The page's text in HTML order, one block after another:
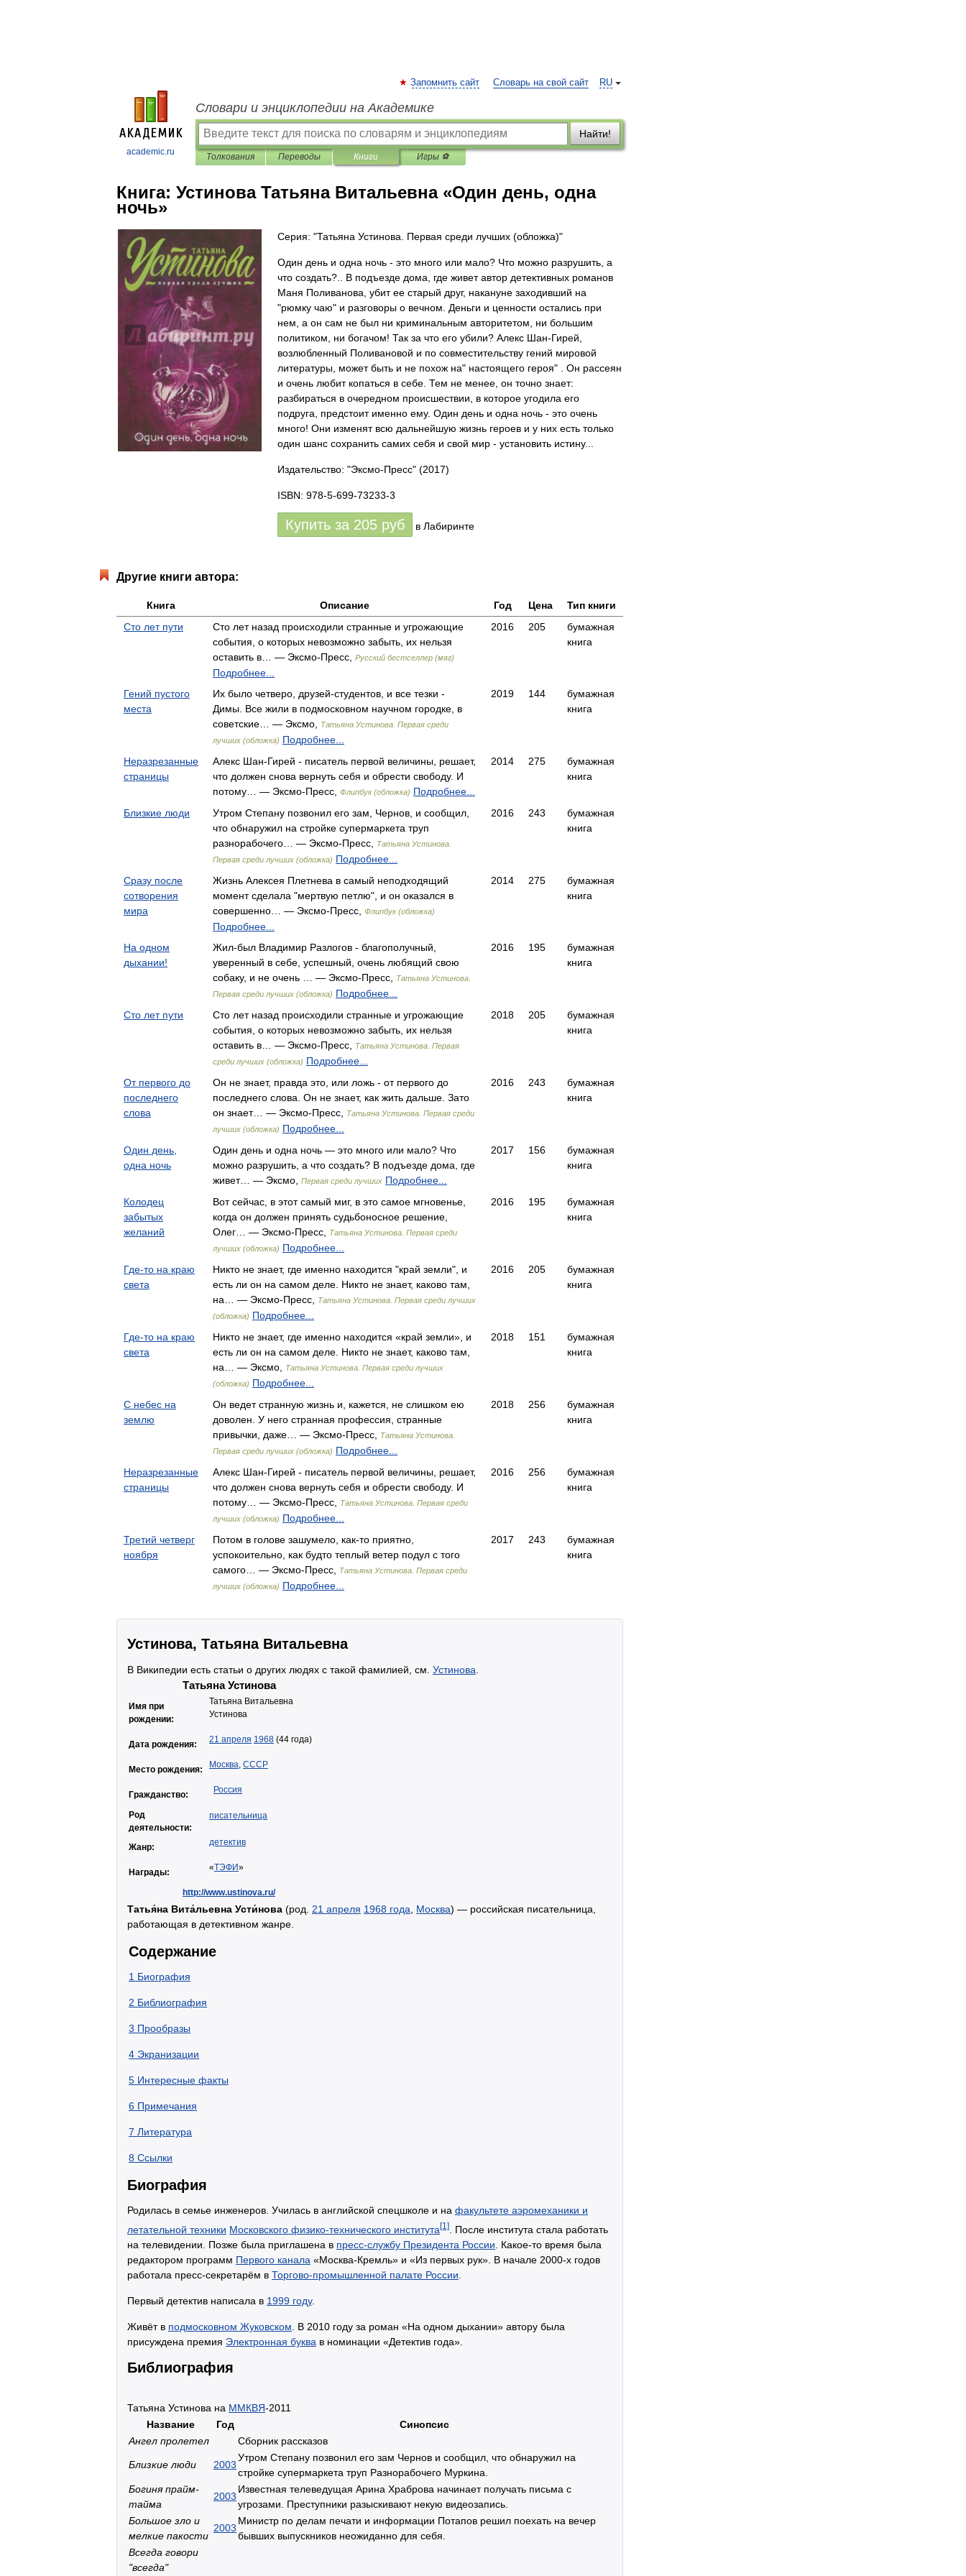
academic.ru
RU
Запомнить сайт Словарь на свой сайт
Словари и энциклопедии на Академике
Найти!
Толкования Переводы Книги Игры ⚽
Книга: Устинова Татьяна Витальевна «Один день, одна
ночь»
Серия: "Татьяна Устинова. Первая среди лучших (обложка)"
Один день и одна ночь - это много или мало? Что можно разрушить, а
что создать?.. В подъезде дома, где живет автор детективных романов
Маня Поливанова, убит ее старый друг, накануне заходивший на
"рюмку чаю" и разговоры о вечном. Деньги и ценности остались при
нем, а он сам не был ни криминальным авторитетом, ни большим
политиком, ни богачом! Так за что его убили? Алекс Шан-Гирей,
возлюбленный Поливановой и по совместительству гений мировой
литературы, может быть и не похож на" настоящего героя" . Он рассеян
и очень любит копаться в себе. Тем не менее, он точно знает:
разбираться в очередном происшествии, в которое угодила его
подруга, предстоит именно ему. Один день и одна ночь - это очень
много! Они изменят всю дальнейшую жизнь героев и у них есть только
один шанс сохранить самих себя и свой мир - установить истину...
Издательство: "Эксмо-Пресс" (2017)
ISBN: 978-5-699-73233-3
Купить за 205 руб в Лабиринте
Другие книги автора:
Книга Описание Год Цена
Тип книги
Сто лет пути
Сто лет назад происходили странные и угрожающие
события, о которых невозможно забыть, их нельзя
оставить в… — Эксмо-Пресс,
Русский бестселлер (мяг)
Подробнее...
2016 205
бумажная
книга
Гений пустого
места
Их было четверо, друзей-студентов, и все тезки -
Димы. Все жили в подмосковном научном городке, в
советские… — Эксмо,
Татьяна Устинова. Первая среди
лучших (обложка) Подробнее...
2019 144
бумажная
книга
Неразрезанные
страницы
Алекс Шан-Гирей - писатель первой величины, решает,
что должен снова вернуть себя и обрести свободу. И
потому… — Эксмо-Пресс,
Флипбук (обложка) Подробнее...
2014 275
бумажная
книга
Близкие люди
Утром Степану позвонил его зам, Чернов, и сообщил,
что обнаружил на стройке супермаркета труп
разнорабочего… — Эксмо-Пресс,
Татьяна Устинова.
Первая среди лучших (обложка) Подробнее...
2016 243
бумажная
книга
Сразу после
сотворения
мира
Жизнь Алексея Плетнева в самый неподходящий
момент сделала "мертвую петлю", и он оказался в
совершенно… — Эксмо-Пресс,
Флипбук (обложка)
Подробнее...
2014 275
бумажная
книга
На одном
дыхании!
Жил-был Владимир Разлогов - благополучный,
уверенный в себе, успешный, очень любящий свою
собаку, и не очень … — Эксмо-Пресс,
Татьяна Устинова.
Первая среди лучших (обложка) Подробнее...
2016 195
бумажная
книга
Сто лет пути
Сто лет назад происходили странные и угрожающие
события, о которых невозможно забыть, их нельзя
оставить в… — Эксмо-Пресс,
Татьяна Устинова. Первая
среди лучших (обложка) Подробнее...
2018 205
бумажная
книга
От первого до
последнего
слова
Он не знает, правда это, или ложь - от первого до
последнего слова. Он не знает, как жить дальше. Зато
он знает… — Эксмо-Пресс,
Татьяна Устинова. Первая среди
лучших (обложка) Подробнее...
2016 243
бумажная
книга
Один день,
одна ночь
Один день и одна ночь — это много или мало? Что
можно разрушить, а что создать? В подъезде дома, где
живет… — Эксмо,
Первая среди лучших Подробнее...
2017 156
бумажная
книга
Колодец
забытых
желаний
Вот сейчас, в этот самый миг, в это самое мгновенье,
когда он должен принять судьбоносное решение,
Олег… — Эксмо-Пресс,
Татьяна Устинова. Первая среди
лучших (обложка) Подробнее...
2016 195
бумажная
книга
Где-то на краю
света
Никто не знает, где именно находится "край земли", и
есть ли он на самом деле. Никто не знает, каково там,
на… — Эксмо-Пресс,
Татьяна Устинова. Первая среди лучших
(обложка) Подробнее...
2016 205
бумажная
книга
Где-то на краю
света
Никто не знает, где именно находится «край земли», и
есть ли он на самом деле. Никто не знает, каково там,
на… — Эксмо,
Татьяна Устинова. Первая среди лучших
(обложка) Подробнее...
2018 151
бумажная
книга
С небес на
землю
Он ведет странную жизнь и, кажется, не слишком ею
доволен. У него странная профессия, странные
привычки, даже… — Эксмо-Пресс,
Татьяна Устинова.
Первая среди лучших (обложка) Подробнее...
2018 256
бумажная
книга
Неразрезанные
страницы
Алекс Шан-Гирей - писатель первой величины, решает,
что должен снова вернуть себя и обрести свободу. И
потому… — Эксмо-Пресс,
Татьяна Устинова. Первая среди
лучших (обложка) Подробнее...
2016 256
бумажная
книга
Третий четверг
ноября
Потом в голове зашумело, как-то приятно,
успокоительно, как будто теплый ветер подул с того
самого… — Эксмо-Пресс,
Татьяна Устинова. Первая среди
лучших (обложка) Подробнее...
2017 243
бумажная
книга
Устинова, Татьяна Витальевна
В Википедии есть статьи о других людях с такой фамилией, см. Устинова
Татьяна Устинова
Имя при
рождении:
Татьяна Витальевна
Устинова
Дата рождения: 21 апреля 1968 (44 года)
Место рождения: Москва, СССР
Гражданство: Россия
Род
деятельности:
писательница
Жанр: детектив
Награды: «ТЭФИ»
http://www.ustinova.ru/
Татья́на Вита́льевна Усти́нова (род. 21 апреля 1968 года Москва) — российская писательница,
работающая в детективном жанре.
Содержание
1 Биография
2 Библиография
3 Прообразы
4 Экранизации
5 Интересные факты
6 Примечания
7 Литература
8 Ссылки
Биография
Родилась в семье инженеров. Училась в английской спецшколе и на факультете аэромеханики и
летательной техники Московского физико-технического института[1]
. После института стала работать
на телевидении. Позже была приглашена в пресс-службу Президента России . Какое-то время была
редактором программ Первого канала «Москва-Кремль» и «Из первых рук». В начале 2000-х годов
работала пресс-секретарём в Торгово-промышленной палате России
Первый детектив написала в 1999 году.
Живёт в подмосковном Жуковском . В 2010 году за роман «На одном дыхании» автору была
присуждена премия Электронная буква в номинации «Детектив года».
Библиография
Татьяна Устинова на ММКВЯ-2011
Название
Год
Синопсис
Ангел пролетел
Сборник рассказов
Близкие люди 2003
Утром Степану позвонил его зам Чернов и сообщил, что обнаружил на
стройке супермаркета труп Разнорабочего Муркина.
Богиня прайм-
тайма
2003
Известная телеведущая Арина Храброва начинает получать письма с
угрозами. Преступники разыскивают некую видеозапись.
Большое зло и
мелкие пакости
2003
Министр по делам печати и информации Потапов решил поехать на вечер
бывших выпускников неожиданно для себя.
Всегда говори
"всегда"